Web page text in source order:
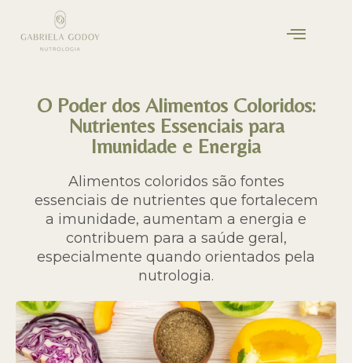
O Poder dos Alimentos Coloridos:
Nutrientes Essenciais para
Imunidade e Energia
Alimentos coloridos são fontes
essenciais de nutrientes que fortalecem
a imunidade, aumentam a energia e
contribuem para a saúde geral,
especialmente quando orientados pela
nutrologia.